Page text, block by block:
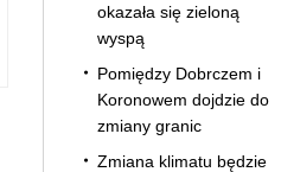
okazała się zieloną
wyspą
Pomiędzy Dobrczem i
Koronowem dojdzie do
zmiany granic
Zmiana klimatu będzie